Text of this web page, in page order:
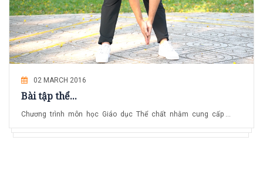
02 MARCH 2016
Bài tập thể...
Chương trình môn học Giáo dục Thể chất nhằm cung cấp ...